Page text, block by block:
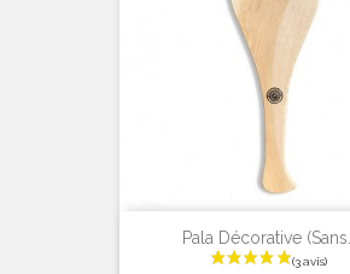
Pala Décorative (sans...